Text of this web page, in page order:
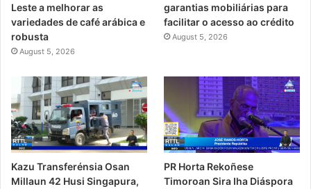
Leste a melhorar as
variedades de café arábica e
robusta
August 5, 2026
garantias mobiliárias para
facilitar o acesso ao crédito
August 5, 2026
Kazu Transferénsia Osan
Millaun 42 Husi Singapura,
PR Horta Rekoñese
Timoroan Sira Iha Diáspora